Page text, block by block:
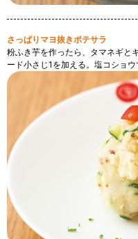
さっぱりマヨ抜きポテサラ
粉ふき芋を作ったら、タマネギと
ード小さじ1を加える。塩コショウ